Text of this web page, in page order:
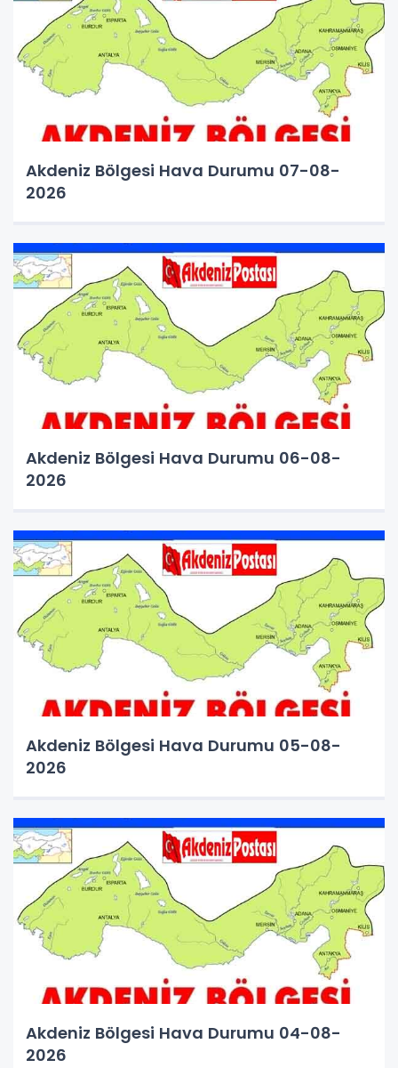
Akdeniz Bölgesi Hava Durumu 07-08-
2026
Akdeniz Bölgesi Hava Durumu 06-08-
2026
Akdeniz Bölgesi Hava Durumu 05-08-
2026
Akdeniz Bölgesi Hava Durumu 04-08-
2026